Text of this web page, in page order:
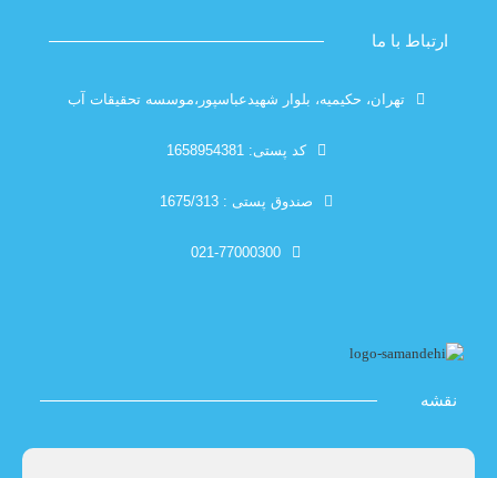
تهران، حکیمیه، بلوار شهیدعباسپور،موسسه تحقیقات آب
صندوق پستی : 1675/313
021-77000300